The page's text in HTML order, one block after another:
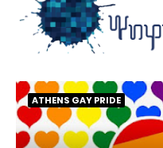
ATHENS GAY PRIDE